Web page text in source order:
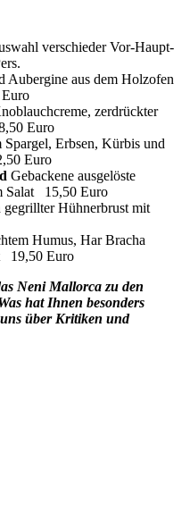
verschieder Vor-Haupt-
Aubergine aus dem Holzofen
zerdrückter
Euro
Spargel, Erbsen, Kürbis und
Euro
Gebackene ausgelöste
Salat 15,50 Euro
gegrillter Hühnerbrust mit
Humus, Har Bracha
19,50 Euro
Neni Mallorca zu den
hat Ihnen besonders
über Kritiken und